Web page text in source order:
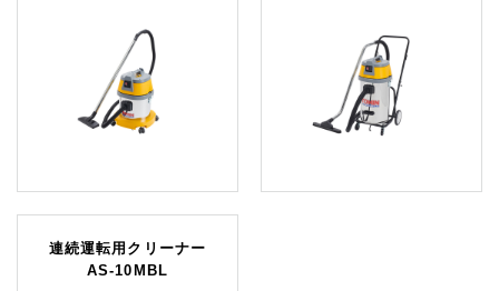
連続運転用クリーナー
AS-10MBL